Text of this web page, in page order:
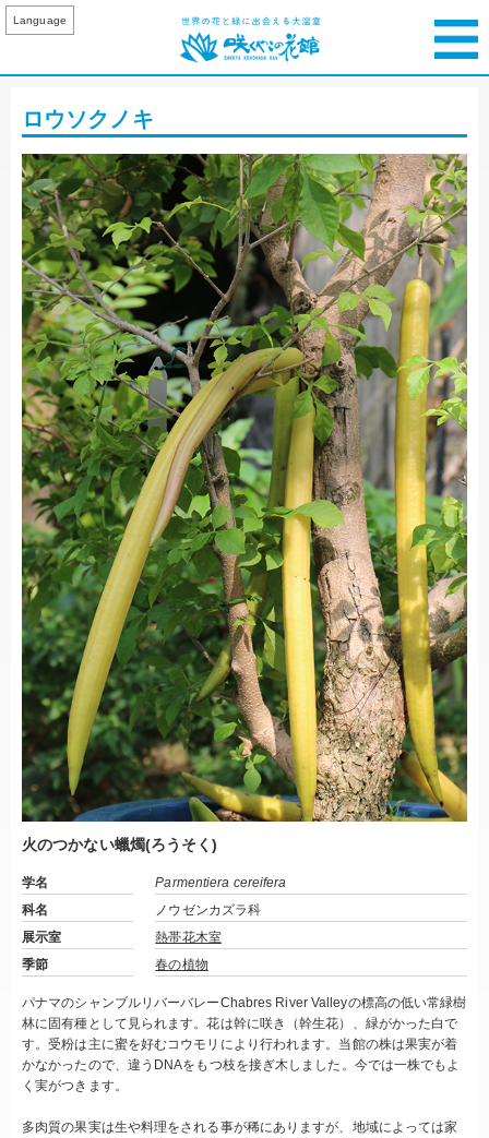
Language
ロウソクノキ
火のつかない蠟燭(ろうそく)
学名
Parmentiera cereifera
科名
ノウゼンカズラ科
展示室
熱帯花木室
季節
春の植物
パナマのシャンブルリバーバレーChabres River Valleyの標高の低い常緑樹
林に固有種として見られます。花は幹に咲き（幹生花）、緑がかった白で
す。受粉は主に蜜を好むコウモリにより行われます。当館の株は果実が着
かなかったので、違うDNAをもつ枝を接ぎ木しました。今では一株でもよ
く実がつきます。
多肉質の果実は生や料理をされる事が稀にありますが、地域によっては家